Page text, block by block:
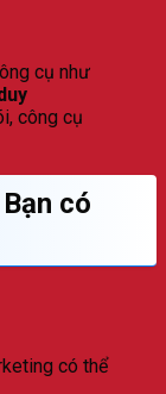
cụ như
công cụ
có
có thể